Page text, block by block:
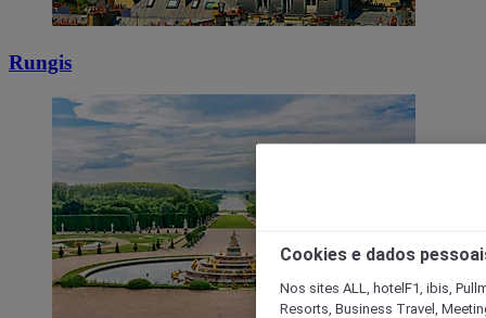
Rungis
Cookies e dados
Nos sites ALL, hotelF1, ibis,
Resorts, Business Travel,